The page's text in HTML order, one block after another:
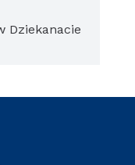
Dziekanacie